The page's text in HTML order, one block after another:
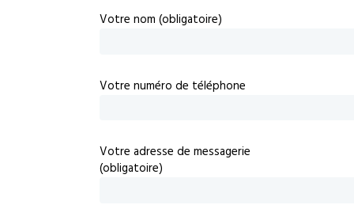
Votre nom (obligatoire)
Votre numéro de téléphone
Votre adresse de messagerie
(obligatoire)